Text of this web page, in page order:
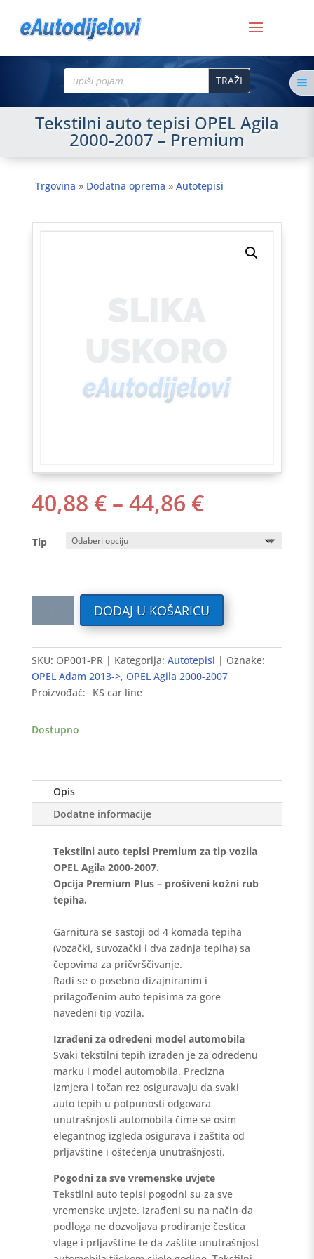
Search
for:
Tekstilni auto tepisi OPEL Agila
2000-2007 – Premium
Trgovina » Dodatna oprema » Autotepisi
40,88 € – 44,86 €RASPON
CIJENA:
40,88 €
Tip
OPEL
Agila
2000-
2007
Premium
DODAJ U KOŠARICU
SKU: OP001-PR Kategorija: Autotepisi
Oznake:
OPEL Adam 2013->, OPEL Agila 2000-2007
Proizvođač:
KS car line
Dostupno
Opis
Dodatne informacije
Tekstilni auto tepisi Premium za tip vozila
OPEL Agila 2000-2007.
Opcija Premium Plus – prošiveni kožni rub
tepiha.
Garnitura se sastoji od 4 komada tepiha
(vozački, suvozački i dva zadnja tepiha) sa
čepovima za pričvrščivanje.
Radi se o posebno dizajniranim i
prilagođenim auto tepisima za gore
navedeni tip vozila.
Izrađeni za određeni model automobila
Svaki tekstilni tepih izrađen je za određenu
marku i model automobila. Precizna
izmjera i točan rez osiguravaju da svaki
auto tepih u potpunosti odgovara
unutrašnjosti automobila čime se osim
elegantnog izgleda osigurava i zaštita od
prljavštine i oštećenja unutrašnjosti.
Pogodni za sve vremenske uvjete
Tekstilni auto tepisi pogodni su za sve
vremenske uvjete. Izrađeni su na način da
podloga ne dozvoljava prodiranje čestica
vlage i prljavštine te da zaštite unutrašnjost
a